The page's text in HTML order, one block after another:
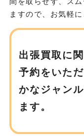
ますので、お気軽
出張買取に
予約をいた
かなジャン
ます。